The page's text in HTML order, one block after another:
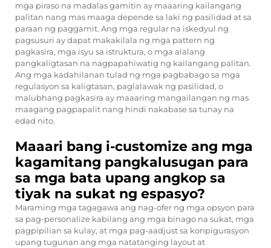
mga piraso na madalas gamitin ay maaaring kailangang
palitan nang mas maaga depende sa laki ng pasilidad at sa
paraan ng paggamit. Ang mga regular na iskedyul ng
pagsusuri ay dapat makakilala ng mga pattern ng
pagkasira, mga isyu sa istruktura, o mga alalang
pangkaligtasan na nagpapahiwatig ng kailangang palitan.
Ang mga kadahilanan tulad ng mga pagbabago sa mga
regulasyon sa kaligtasan, paglalawak ng pasilidad, o
malubhang pagkasira ay maaaring mangailangan ng mas
maagang pagpapalit nang hindi nakabase sa tunay na
edad nito.
Maaari bang i-customize ang mga
kagamitang pangkalusugan para
sa mga bata upang angkop sa
tiyak na sukat ng espasyo?
Maraming mga tagagawa ang nag-ofer ng mga opsyon para
sa pag-personalize kabilang ang mga binago na sukat, mga
pagpipilian sa kulay, at mga pag-aadjust sa konpigurasyon
upang tugunan ang mga natatanging layout at